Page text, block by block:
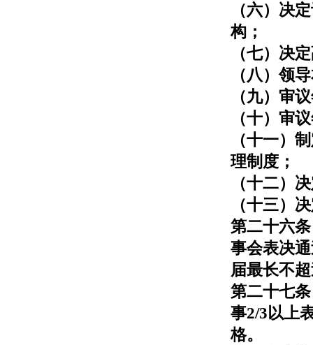
（六）决
构；
（七）决
（八）领
（九）审
（十）审
（十一）
理制度；
（十二）
（十三）
第二十六
事会表决
届最长不
第二十七
事2/3以上
格。